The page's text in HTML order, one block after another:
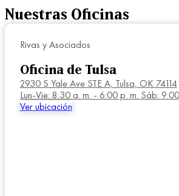
Nuestras Oficinas
Rivas y Asociados
Oficina de Tulsa
2930 S Yale Ave STE A, Tulsa, OK 74114
Lun-Vie: 8:30 a. m. - 6:00 p. m. Sáb:
Ver ubicación